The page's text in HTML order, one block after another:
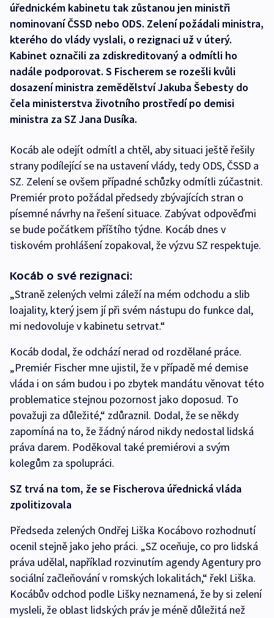
úřednickém kabinetu tak zůstanou jen ministři
nominovaní ČSSD nebo ODS. Zelení požádali ministra,
kterého do vlády vyslali, o rezignaci už v úterý.
Kabinet označili za zdiskreditovaný a odmítli ho
nadále podporovat. S Fischerem se rozešli kvůli
dosazení ministra zemědělství Jakuba Šebesty do
čela ministerstva životního prostředí po demisi
ministra za SZ Jana Dusíka.
Kocáb ale odejít odmítl a chtěl, aby situaci ještě řešily
strany podílející se na ustavení vlády, tedy ODS, ČSSD a
SZ. Zelení se ovšem případné schůzky odmítli zúčastnit.
Premiér proto požádal předsedy zbývajících stran o
písemné návrhy na řešení situace. Zabývat odpověďmi
se bude počátkem příštího týdne. Kocáb dnes v
tiskovém prohlášení zopakoval, že výzvu SZ respektuje.
Kocáb o své rezignaci:
„Straně zelených velmi záleží na mém odchodu a slib
loajality, který jsem jí při svém nástupu do funkce dal,
mi nedovoluje v kabinetu setrvat.“
Kocáb dodal, že odchází nerad od rozdělané práce.
„Premiér Fischer mne ujistil, že v případě mé demise
vláda i on sám budou i po zbytek mandátu věnovat této
problematice stejnou pozornost jako doposud. To
považuji za důležité,“ zdůraznil. Dodal, že se někdy
zapomíná na to, že žádný národ nikdy nedostal lidská
práva darem. Poděkoval také premiérovi a svým
kolegům za spolupráci.
SZ trvá na tom, že se Fischerova úřednická vláda
zpolitizovala
Předseda zelených Ondřej Liška Kocábovo rozhodnutí
ocenil stejně jako jeho práci. „SZ oceňuje, co pro lidská
práva udělal, například rozvinutím agendy Agentury pro
sociální začleňování v romských lokalitách,“ řekl Liška.
Kocábův odchod podle Lišky neznamená, že by si zelení
mysleli, že oblast lidských práv je méně důležitá než